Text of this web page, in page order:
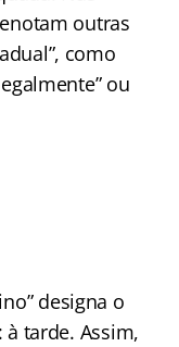
outras
como
ou
designa o
tarde. Assim,